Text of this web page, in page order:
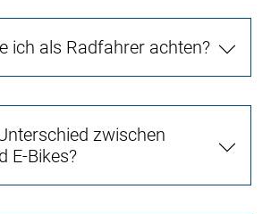
ich als Radfahrer achten?
zwischen
E-Bikes?